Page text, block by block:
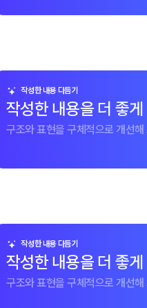
작성한 내용 다듬기
작성한 내용을 더 좋
구조와 표현을 구체적으로 개선해
작성한 내용 다듬기
작성한 내용을 더 좋
구조와 표현을 구체적으로 개선해